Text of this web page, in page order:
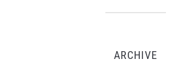
ARCHIVE